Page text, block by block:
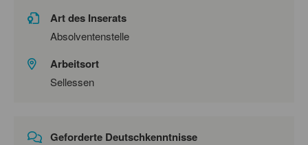
Art des Inserats
Absolventenstelle
Arbeitsort
Sellessen
Geforderte Deutschkenntnisse